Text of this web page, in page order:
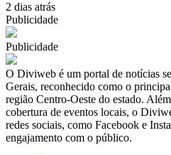
2 dias atrás
Publicidade
Publicidade
​O Diviweb é um portal de notícias
Gerais, reconhecido como o
região Centro-Oeste do estado.
cobertura de eventos locais, o
redes sociais, como Facebook e
engajamento com o público.